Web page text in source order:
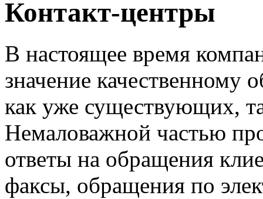
Контакт-центры
В настоящее время
значение качественному
как уже существующих,
Немаловажной частью
ответы на обращения
факсы, обращения по